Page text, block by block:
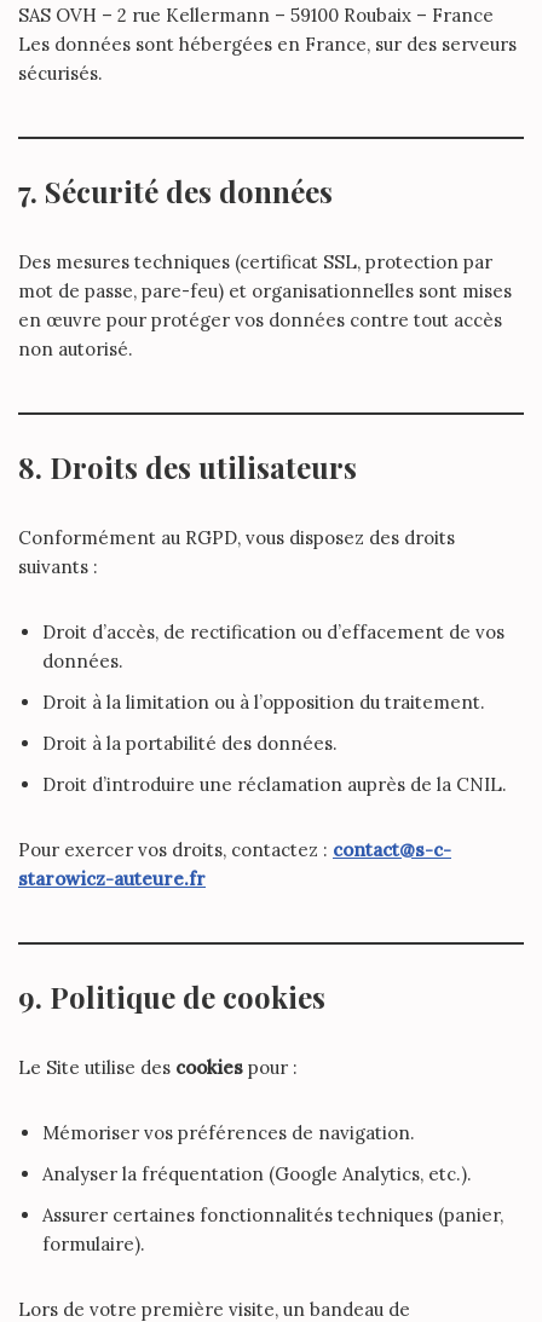
SAS OVH – 2 rue Kellermann – 59100 Roubaix – France
Les données sont hébergées en France, sur des serveurs
sécurisés.
7. Sécurité des données
Des mesures techniques (certificat SSL, protection par
mot de passe, pare-feu) et organisationnelles sont mises
en œuvre pour protéger vos données contre tout accès
non autorisé.
8. Droits des utilisateurs
Conformément au RGPD, vous disposez des droits
suivants :
Droit d’accès, de rectification ou d’effacement de vos
données.
Droit à la limitation ou à l’opposition du traitement.
Droit à la portabilité des données.
Droit d’introduire une réclamation auprès de la CNIL.
Pour exercer vos droits, contactez : contact@s-c-
starowicz-auteure.fr
9. Politique de cookies
Le Site utilise des cookies pour :
Mémoriser vos préférences de navigation.
Analyser la fréquentation (Google Analytics, etc.).
Assurer certaines fonctionnalités techniques (panier,
formulaire).
Lors de votre première visite, un bandeau de